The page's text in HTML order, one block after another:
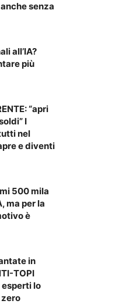
senza
all’IA?
più
“apri
I
nel
e diventi
500 mila
ma per la
è
in
TOPI
lo
zero